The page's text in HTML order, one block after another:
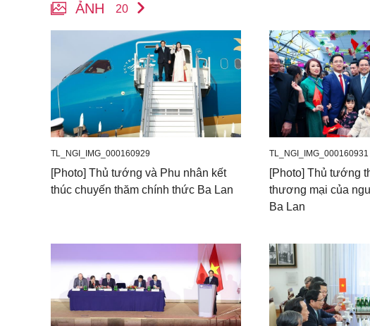
ẢNH 20
TL_NGI_IMG_000160929
[Photo] Thủ tướng và Phu nhân kết
thúc chuyến thăm chính thức Ba Lan
TL_NGI_IMG_000160931
[Photo] Thủ tướng
thương mại của
Ba Lan